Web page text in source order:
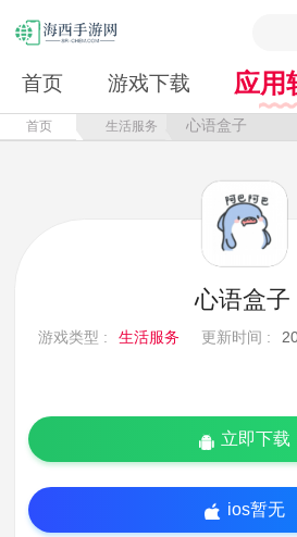
首页 游戏下载 应用
首页 生活服务 心语盒子
心语盒子
游戏类型 : 生活服务 更新时间 :
立即下载
ios暂无